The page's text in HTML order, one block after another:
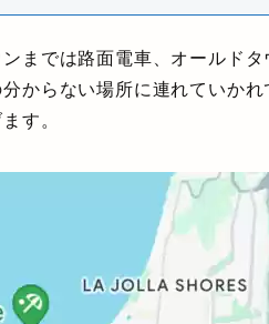
までは路面電車、オールド
からない場所に連れていか
す。